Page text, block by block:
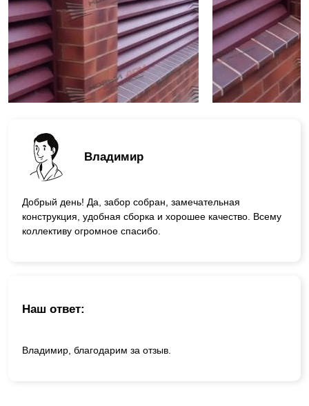
Владимир
Добрый день! Да, забор собран, замечательная
конструкция, удобная сборка и хорошее качество. Всему
коллективу огромное спасибо.
Наш ответ:
Владимир, благодарим за отзыв.